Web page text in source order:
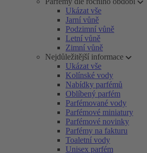
Ukázat vše
Jarní vůně
Podzimní vůně
Letní vůně
Zimní vůně
Nejdůležitější informace
Ukázat vše
Kolínské vody
Nabídky parfémů
Oblíbený parfém
Parfémované vody
Parfémové miniatury
Parfémové novinky
Parfémy na fakturu
Toaletní vody
Unisex parfém